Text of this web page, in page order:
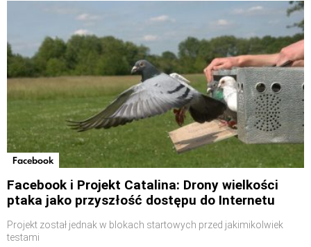
Facebook
Facebook i Projekt Catalina: Drony wielkości
ptaka jako przyszłość dostępu do Internetu
Projekt został jednak w blokach startowych przed jakimikolwiek
testami